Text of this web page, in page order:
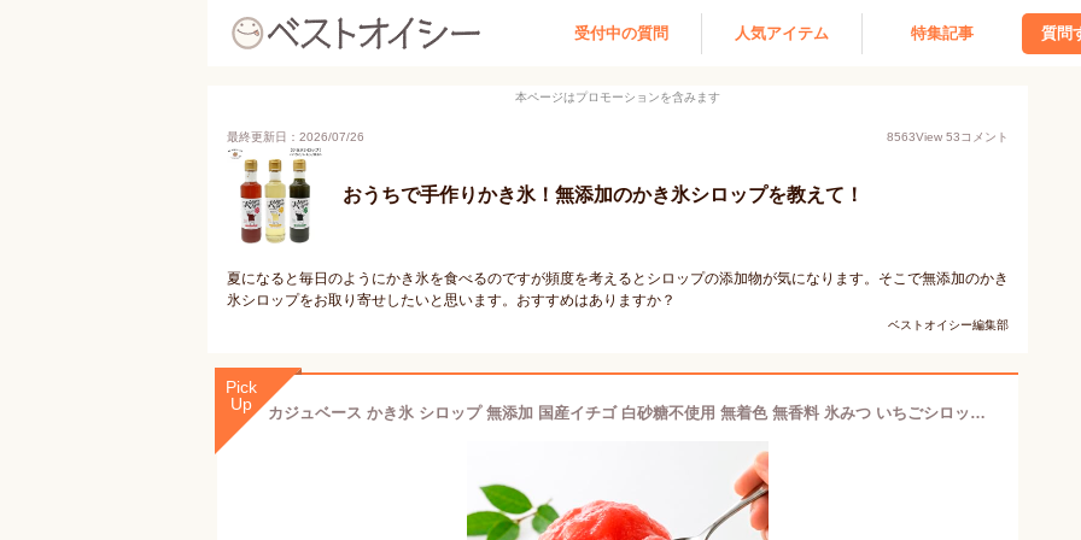
受付中の質問 人気アイテム 特集記事 質問
本ページはプロモーションを含みます
最終更新日：2026/07/26 8563View 53コメント
おうちで手作りかき氷！無添加のかき氷シロップを教えて！
夏になると毎日のようにかき氷を食べるのですが頻度を考えるとシロップの添加物が気になります。そこで無添加のかき
氷シロップをお取り寄せしたいと思います。おすすめはありますか？
ベストオイシー編集部
Pick
Up
カジュベース かき氷 シロップ 無添加 国産イチゴ 白砂糖不使用 無着色 無香料 氷みつ いちごシロップ 製法にこだわった安心安全 国産いちごとオリゴ糖で作った ピュアカジュシロップ純果いちご イチゴ リニューアル 750g